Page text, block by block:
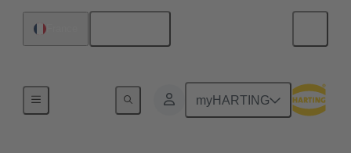
myHARTING
Raccordement carte mère à carte fille